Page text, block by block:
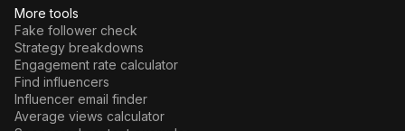
More tools
Fake follower check
Strategy breakdowns
Engagement rate calculator
Find influencers
Influencer email finder
Average views calculator